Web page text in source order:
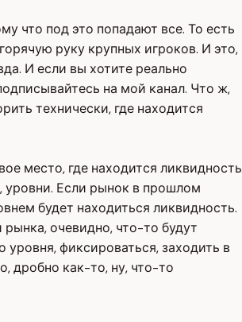
что под это попадают все. То есть
руку крупных игроков. И это,
И если вы хотите реально
на мой канал. Что ж,
технически, где находится
место, где находится ликвидность
уровни. Если рынок в прошлом
будет находиться ликвидность.
рынка, очевидно, что-то будут
уровня, фиксироваться, заходить в
дробно как-то, ну, что-то